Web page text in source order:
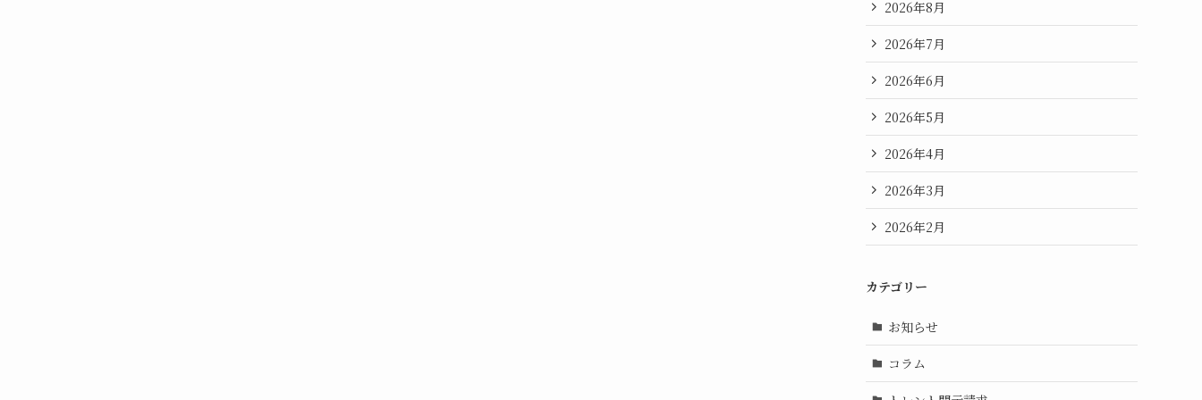
2026年8月
2026年7月
2026年6月
2026年5月
2026年4月
2026年3月
2026年2月
カテゴリー
お知らせ
コラム